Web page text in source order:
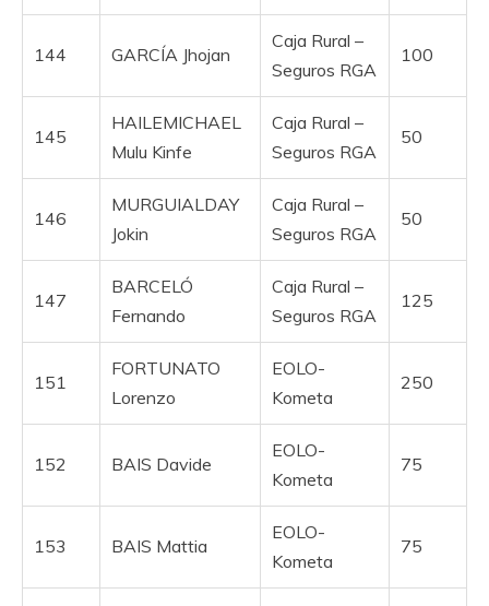
144 GARCÍA Jhojan
Caja Rural –
Seguros RGA
100
145
HAILEMICHAEL
Mulu Kinfe
Caja Rural –
Seguros RGA
50
146
MURGUIALDAY
Jokin
Caja Rural –
Seguros RGA
50
147
BARCELÓ
Fernando
Caja Rural –
Seguros RGA
125
151
FORTUNATO
Lorenzo
EOLO-
Kometa
250
152 BAIS Davide
EOLO-
Kometa
75
153 BAIS Mattia
EOLO-
Kometa
75